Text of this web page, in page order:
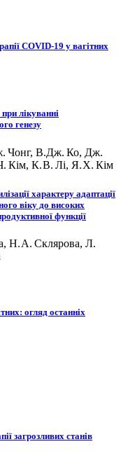
СOVID‑19 у вагітних
лікуванні
генезу
Чонг, В.Дж. Ко, Дж.
Кім, К. В. Лі, Я. Х. Кім
характеру адаптації
віку до високих
функції
Н. А. Склярова, Л.
огляд останніх
загрозливих станів